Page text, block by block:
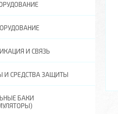
И СВЯЗЬ
И СРЕДСТВА ЗАЩИТЫ
БАКИ